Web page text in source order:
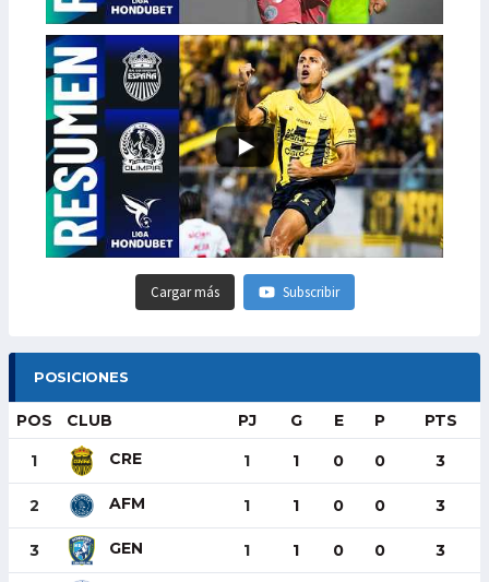
Cargar más Subscribir
POSICIONES
POS CLUB PJ G E P PTS
1 CRE 1 1 0 0 3
2 AFM 1 1 0 0 3
3 GEN 1 1 0 0 3